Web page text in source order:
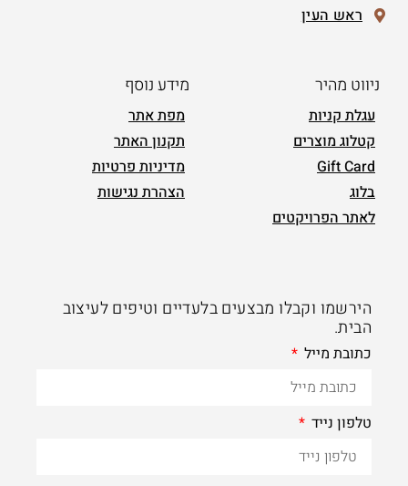
ראש העין
ניווט מהיר
עגלת קניות
קטלוג מוצרים
Gift Card
בלוג
לאתר הפרויקטים
מידע נוסף
מפת אתר
תקנון האתר
מדיניות פרטיות
הצהרת נגישות
הירשמו וקבלו מבצעים בלעדיים וטיפים לעיצוב
הבית.
כתובת מייל
טלפון נייד